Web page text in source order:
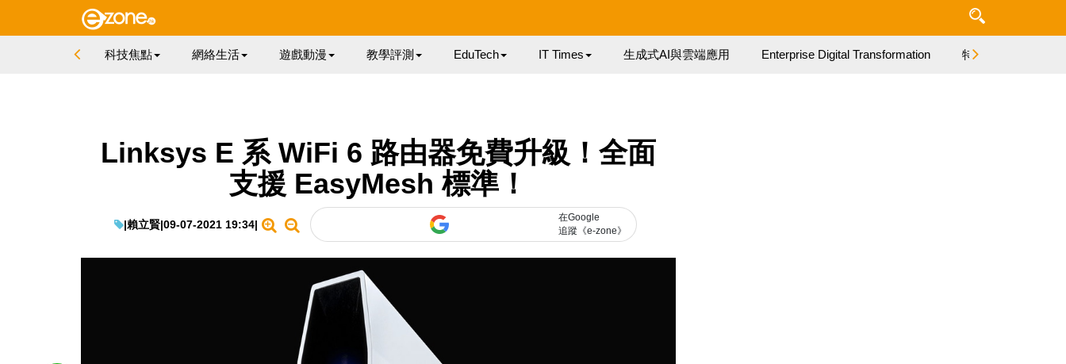
科技焦點 網絡生活 遊戲動漫 教學評測 EduTech IT Times 生成式AI與雲端應用 Enterprise Digital Transformation 特集
Linksys E 系 WiFi 6 路由器免費升級！全面
支援 EasyMesh 標準！
|賴立賢|09-07-2021 19:34|
在Google
追蹤《e-zone》